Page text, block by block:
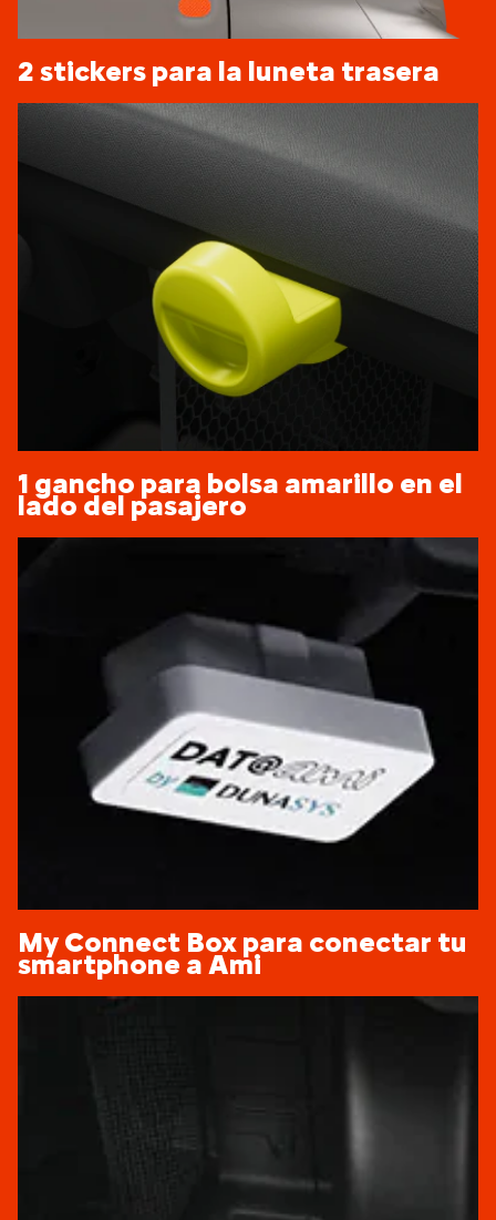
2 stickers para la luneta trasera
1 gancho para bolsa amarillo en el
lado del pasajero
My Connect Box para conectar tu
smartphone a Ami